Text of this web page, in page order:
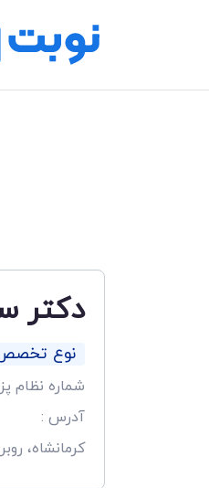
دکتر
نوع
شماره نظام
آدرس :
کرمانشاه،